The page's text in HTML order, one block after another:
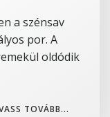
a szénsav
por. A
oldódik
TOVÁBB...